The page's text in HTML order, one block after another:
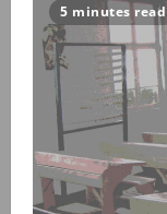
5 minutes read